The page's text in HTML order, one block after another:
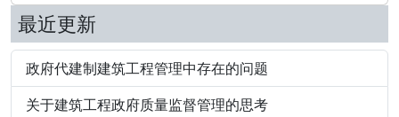
最近更新
政府代建制建筑工程管理中存在的问题
关于建筑工程政府质量监督管理的思考